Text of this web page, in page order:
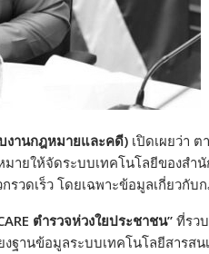
งานกฎหมายและคดี) เปิดเผยว่า
ายให้จัดระบบเทคโนโลยีของสำ
วดเร็ว โดยเฉพาะข้อมูลเกี่ยวกั
ตำรวจห่วงใยประชาชน” ที่รว
ฐานข้อมูลระบบเทคโนโลยีสารส